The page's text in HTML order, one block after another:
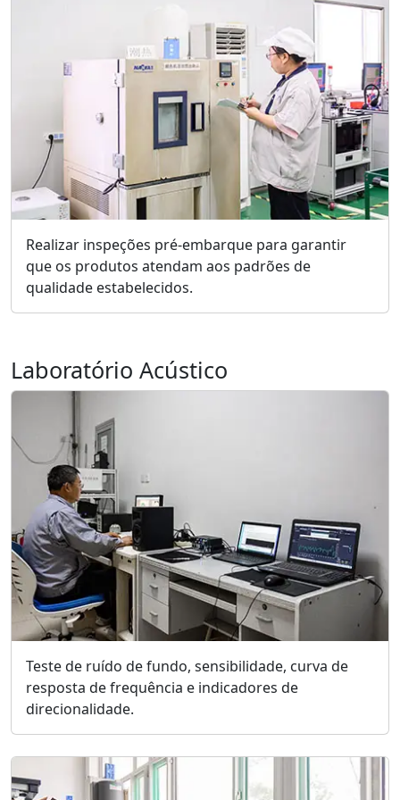
Realizar inspeções pré-embarque para garantir
que os produtos atendam aos padrões de
qualidade estabelecidos.
Laboratório Acústico
Teste de ruído de fundo, sensibilidade, curva de
resposta de frequência e indicadores de
direcionalidade.